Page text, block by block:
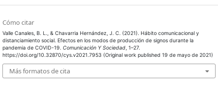
Cómo citar
Valle Canales, B. L., & Chavarria Hernández, J. C. (2021). Hábito comunicacional y
distanciamiento social. Efectos en los modos de producción de signos durante la
pandemia de COVID-19. Comunicación Y Sociedad, 1–27.
https://doi.org/10.32870/cys.v2021.7953 (Original work published 19 de mayo de 2021)
Más formatos de cita